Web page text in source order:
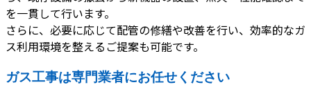
を一貫して行います。
さらに、必要に応じて配管の修繕や改善を行い、効率的なガ
ス利用環境を整えるご提案も可能です。
ガス工事は専門業者にお任せください